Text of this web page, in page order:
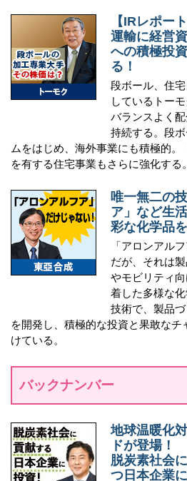
【IRレポー
運輸に経営
への積極投
る！
段ボール、住
しているトー
バランスよく
持続する。段
ムをはじめ、海外事業にも積極的。
を有する住宅事業もさらに強化する。
唯一無二の
ア」など生
彩な化学品
「アロンアル
だが、それは
やモビリティ
着した多様な
技術で、製品
を開発し、積極的な投資と果敢な
けている。
バックナンバー
地球温暖化
ドが登場！
脱炭素社会
つ日本企業